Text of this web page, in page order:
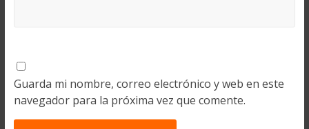
Guarda mi nombre, correo electrónico y web en este
navegador para la próxima vez que comente.